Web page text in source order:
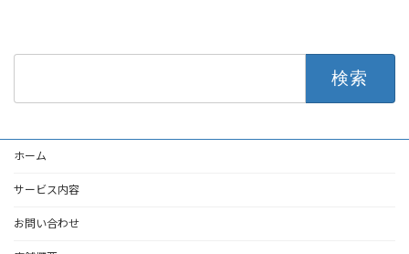
ホーム
サービス内容
お問い合わせ